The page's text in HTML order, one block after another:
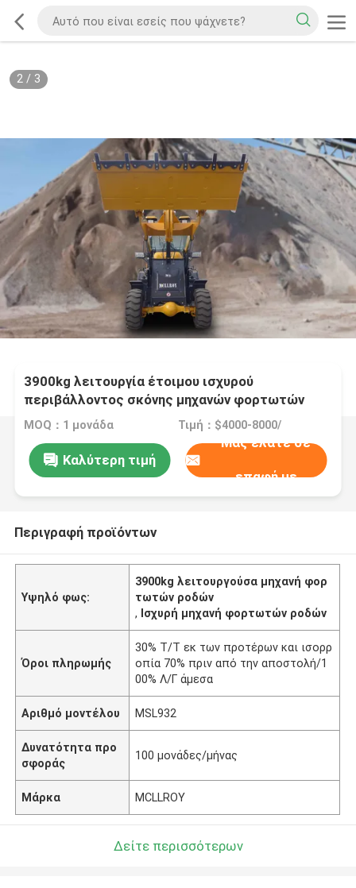
2/ 3
3900kg λειτουργία έτοιμου ισχυρού
περιβάλλοντος σκόνης μηχανών φορτωτών
ροδών
MOQ：1 μονάδα Τιμή：$4000-8000/
Καλύτερη τιμή
Μας ελάτε σε
επαφή με
Περιγραφή προϊόντων
Υψηλό φως:
3900kg λειτουργούσα μηχανή φορ
τωτών ροδών
, Ισχυρή μηχανή φορτωτών ροδών
Όροι πληρωμής
30% Τ/Τ εκ των προτέρων και ισορρ
οπία 70% πριν από την αποστολή/1
00% Λ/Γ άμεσα
Αριθμό μοντέλου MSL932
Δυνατότητα προ
σφοράς
100 μονάδες/μήνας
Μάρκα MCLLROY
Δείτε περισσότερων